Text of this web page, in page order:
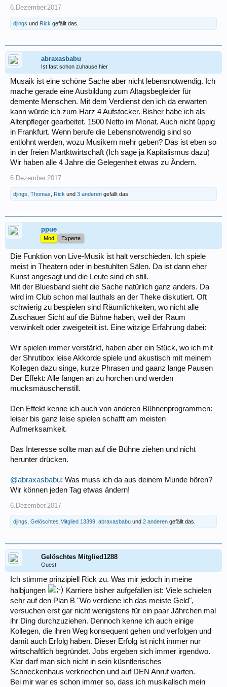
6.Dezember.2017
djings und Rick gefällt das.
abraxasbabu
Ist fast schon zuhause hier
Musaik ist eine schöne Sache aber nicht lebensnotwendig. Ich
mache gerade eine Ausbildung zum Altagsbegleider für
demente Menschen. Mit dem Verdienst den ich da erwarten
kann würde ich zum Harz 4 Aufstocker. Bisher habe ich als
Altenpfleger gearbeitet. 1500 Netto im Monat. Auch nicht üppig
in Frankfurt. Wenn berufe die Lebensnotwendig sind so
entlohnt werden, wozu Musikern mehr geben? Das ist eben so
in der freien Martktwirtschaft (Ich sage ja Kapitalismus dazu)
Wir haben alle 4 Jahre die Gelegenheit etwas zu Ändern.
6.Dezember.2017
djings Thomas Rick und 3 anderen gefällt das.
ppue
Mod Experte
Die Funktion von Live-Musik ist halt verschieden. Ich spiele
meist in Theatern oder in bestuhlten Sälen. Da ist dann eher
Kunst angesagt und die Leute sind eh still.
Mit der Bluesband sieht die Sache natürlich ganz anders. Da
wird im Club schon mal lauthals an der Theke diskutiert. Oft
schwierig zu bespielen sind Räumlichkeiten, wo nicht alle
Zuschauer Sicht auf die Bühne haben, weil der Raum
verwinkelt oder zweigeteilt ist. Eine witzige Erfahrung dabei:
Wir spielen immer verstärkt, haben aber ein Stück, wo ich mit
der Shrutibox leise Akkorde spiele und akustisch mit meinem
Kollegen dazu singe, kurze Phrasen und gaanz lange Pausen
Der Effekt: Alle fangen an zu horchen und werden
mucksmäuschenstill.
Den Effekt kenne ich auch von anderen Bühnenprogrammen:
leiser bis ganz leise spielen schafft am meisten
Aufmerksamkeit.
Das Interesse sollte man auf die Bühne ziehen und nicht
herunter drücken.
@abraxasbabu: Was muss ich da aus deinem Munde hören?
Wir können jeden Tag etwas ändern!
6.Dezember.2017
djings Gelöschtes Mitglied 13399 abraxasbabu und 2 anderen gefällt das.
Gelöschtes Mitglied1288
Guest
Ich stimme prinzipiell Rick zu. Was mir jedoch in meine
halbjungen
Karriere bisher aufgefallen ist: Viele schielen
sehr auf den Plan B "Wo verdiene ich das meiste Geld",
versuchen erst gar nicht wenigstens für ein paar Jährchen mal
ihr Ding durchzuziehen. Dennoch kenne ich auch einige
Kollegen, die ihren Weg konsequent gehen und verfolgen und
damit auch Erfolg haben. Dieser Erfolg ist nicht immer nur
wirtschaftlich begründet. Jobs ergeben sich immer irgendwo.
Klar darf man sich nicht in sein küsntlerisches
Schneckenhaus verkriechen und auf DEN Anruf warten.
Bei mir war es schon immer so, dass ich musikalisch mein